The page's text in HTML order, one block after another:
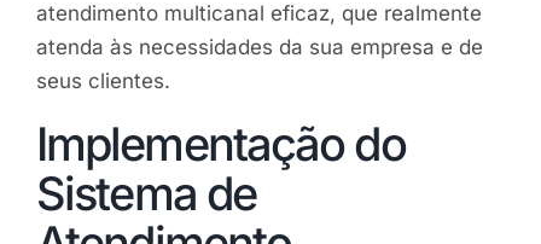
atendimento multicanal eficaz, que realmente
atenda às necessidades da sua empresa e de
seus clientes.
Implementação do
Sistema de